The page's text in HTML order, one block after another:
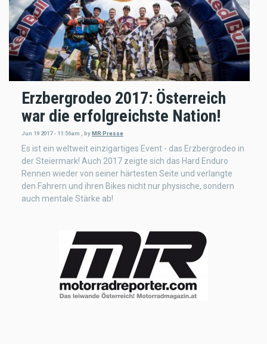
Erzbergrodeo 2017: Österreich
war die erfolgreichste Nation!
Jun 19 2017 - 11:56am byMR Presse
Es ist ein weltweit einzigartiges Event - das Erzbergrodeo in
der Steiermark! Auch 2017 zeigte sich das Hard Enduro
Rennen wieder von seiner härtesten Seite und verlangte
den Fahrern und ihren Bikes nicht nur physische, sondern
auch mentale Stärke ab!